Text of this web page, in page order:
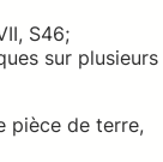
S46;
sur plusieurs
pièce de terre,